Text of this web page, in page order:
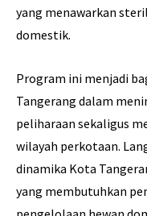
yang menawarkan
domestik.
Program ini menjadi
Tangerang dalam
peliharaan sekaligus
wilayah perkotaan.
dinamika Kota
yang membutuhkan